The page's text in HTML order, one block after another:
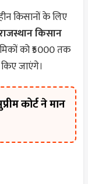
किसानों के लिए
किसान
को ₹5000 तक
जाएंगे।
कोर्ट ने मान